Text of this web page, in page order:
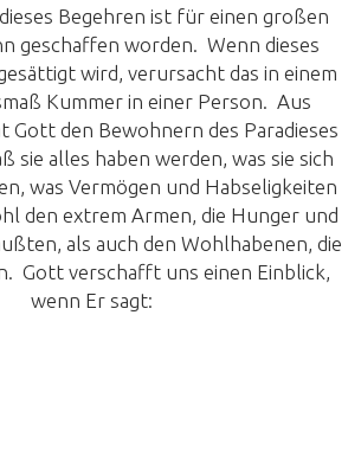
Begehren ist für einen großen
geschaffen worden. Wenn dieses
wird, verursacht das in einem
Kummer in einer Person. Aus
Gott den Bewohnern des Paradieses
sie alles haben werden, was sie sich
was Vermögen und Habseligkeiten
den extrem Armen, die Hunger und
als auch den Wohlhabenen, die
Gott verschafft uns einen Einblick,
wenn Er sagt: